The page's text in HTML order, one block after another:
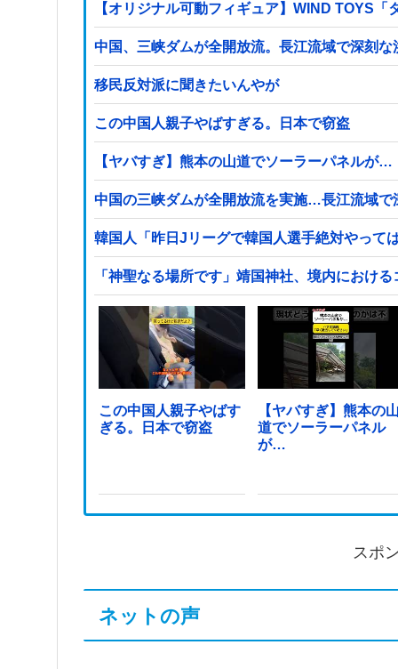
【オリジナル可動フィギュア】WIND TOYS
中国、三峡ダムが全開放流。長江流域で深刻な
移民反対派に聞きたいんやが
この中国人親子やばすぎる。日本で窃盗
【ヤバすぎ】熊本の山道でソーラーパネルが…
中国の三峡ダムが全開放流を実施…長江流域で
韓国人「昨日Jリーグで韓国人選手絶対やって
「神聖なる場所です」靖国神社、境内におけ
この中国人親子やばす
ぎる。日本で窃盗
【ヤバすぎ】熊本の
道でソーラーパネル
が…
スポ
ネットの声